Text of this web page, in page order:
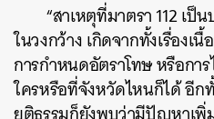
“สาเหตุที่มาตรา 112 เ
ในวงกว้าง เกิดจากทั้งเรื่องเ
การกำหนดอัตราโทษ หรือกา
ใครหรือที่จังหวัดไหนก็ได้ อีก